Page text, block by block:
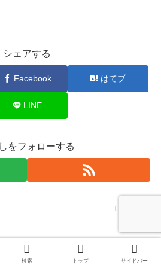
シェアする
Facebook はてブ
LINE
をフォローする
検索 トップ サイドバー